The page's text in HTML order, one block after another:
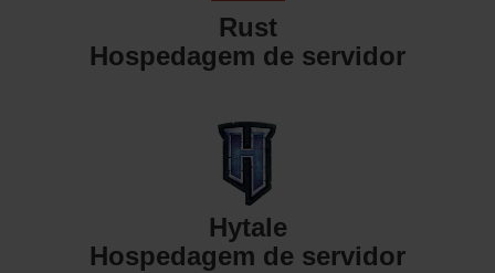
Rust
Hospedagem de servidor
Hytale
Hospedagem de servidor